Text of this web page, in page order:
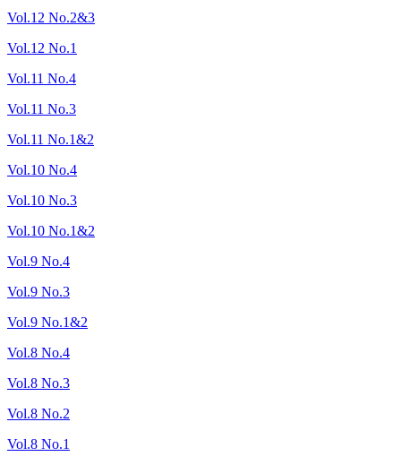
Vol.12 No.2&3
Vol.12 No.1
Vol.11 No.4
Vol.11 No.3
Vol.11 No.1&2
Vol.10 No.4
Vol.10 No.3
Vol.10 No.1&2
Vol.9 No.4
Vol.9 No.3
Vol.9 No.1&2
Vol.8 No.4
Vol.8 No.3
Vol.8 No.2
Vol.8 No.1